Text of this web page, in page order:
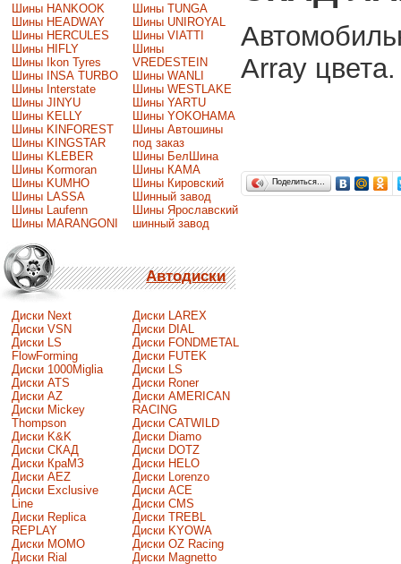
Шины HANKOOK
Шины HEADWAY
Шины HERCULES
Шины HIFLY
Шины Ikon Tyres
Шины INSA TURBO
Шины Interstate
Шины JINYU
Шины KELLY
Шины KINFOREST
Шины KINGSTAR
Шины KLEBER
Шины Kormoran
Шины KUMHO
Шины LASSA
Шины Laufenn
Шины MARANGONI
Шины TUNGA
Шины UNIROYAL
Шины VIATTI
Шины
VREDESTEIN
Шины WANLI
Шины WESTLAKE
Шины YARTU
Шины YOKOHAMA
Шины Автошины
под заказ
Шины БелШина
Шины КАМА
Шины Кировский
Шинный завод
Шины Ярославский
шинный завод
Автодиски
Диски Next
Диски VSN
Диски LS
FlowForming
Диски 1000Miglia
Диски ATS
Диски AZ
Диски Mickey
Thompson
Диски K&K
Диски СКАД
Диски КраМЗ
Диски AEZ
Диски Exclusive
Line
Диски Replica
REPLAY
Диски MOMO
Диски Rial
Диски LAREX
Диски DIAL
Диски FONDMETAL
Диски FUTEK
Диски LS
Диски Roner
Диски AMERICAN
RACING
Диски CATWILD
Диски Diamo
Диски DOTZ
Диски HELO
Диски Lorenzo
Диски ACE
Диски CMS
Диски TREBL
Диски KYOWA
Диски OZ Racing
Диски Magnetto
Array цвета.
Поделиться…